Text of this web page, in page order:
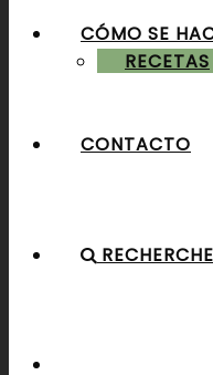
RECETAS
CÓMO SE
CONTACTO
RECHERCHE